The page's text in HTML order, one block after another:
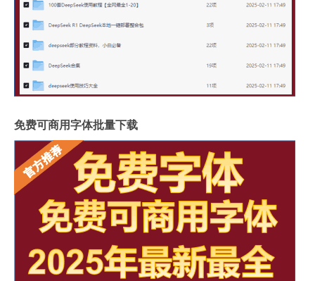
免费可商用字体批量下载